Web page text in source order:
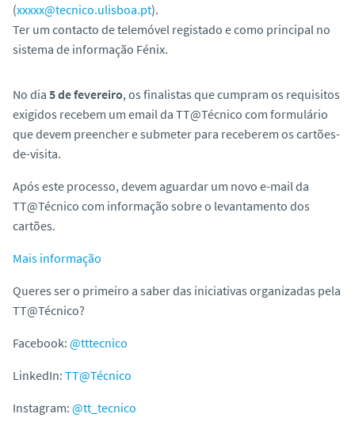
(xxxxx@tecnico.ulisboa.pt).
Ter um contacto de telemóvel registado e como principal no
sistema de informação Fénix.
No dia 5 de fevereiro, os finalistas que cumpram os requisitos
exigidos recebem um email da TT@Técnico com formulário
que devem preencher e submeter para receberem os cartões-
de-visita.
Após este processo, devem aguardar um novo e-mail da
TT@Técnico com informação sobre o levantamento dos
cartões.
Mais informação
Queres ser o primeiro a saber das iniciativas organizadas pela
TT@Técnico?
Facebook: @tttecnico
LinkedIn: TT@Técnico
Instagram: @tt_tecnico